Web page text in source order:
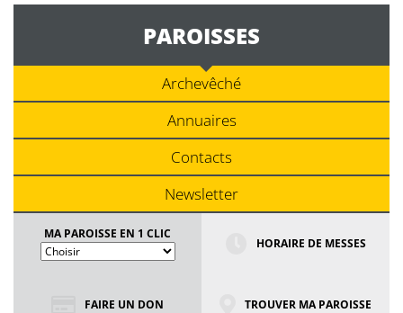
PAROISSES
Archevêché
Annuaires
Contacts
Newsletter
MA PAROISSE EN 1 CLIC
HORAIRE DE MESSES
FAIRE UN DON TROUVER MA PAROISSE